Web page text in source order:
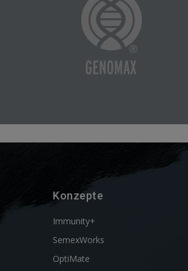
Konzepte
Immunity+
SemexWorks
OptiMate